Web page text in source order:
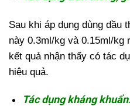
Sau khi áp dụng dùng
này 0.3ml/kg và 0.15ml/kg
kết quả nhận thấy có tác
hiệu quả.
Tác dụng kháng